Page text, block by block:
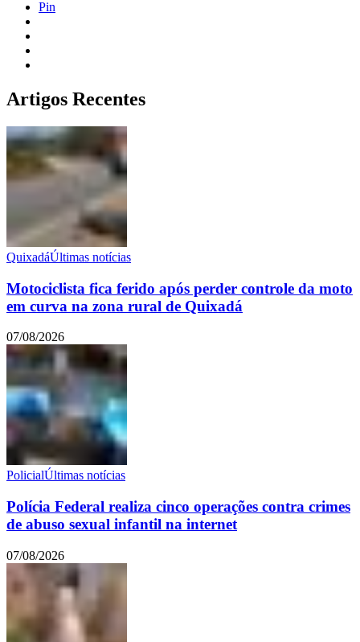
Pin
Artigos Recentes
QuixadáÚltimas notícias
Motociclista fica ferido após perder controle da moto
em curva na zona rural de Quixadá
07/08/2026
PolicialÚltimas notícias
Polícia Federal realiza cinco operações contra crimes
de abuso sexual infantil na internet
07/08/2026